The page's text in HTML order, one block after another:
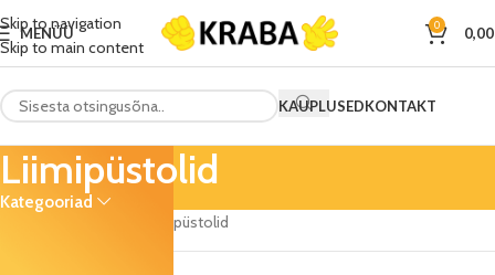
Skip to navigation
Skip to main content
MENÜÜ 0
KAUPLUSEDKONTAKT
Liimipüstolid
Kategooriad
Liimipüstolid